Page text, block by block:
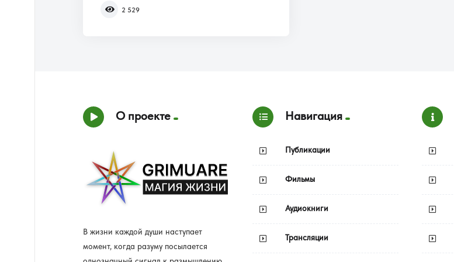
2 529
О проекте
В жизни каждой души наступает
момент, когда разуму посылается
Навигация
Публикации
Фильмы
Аудиокниги
Трансляции